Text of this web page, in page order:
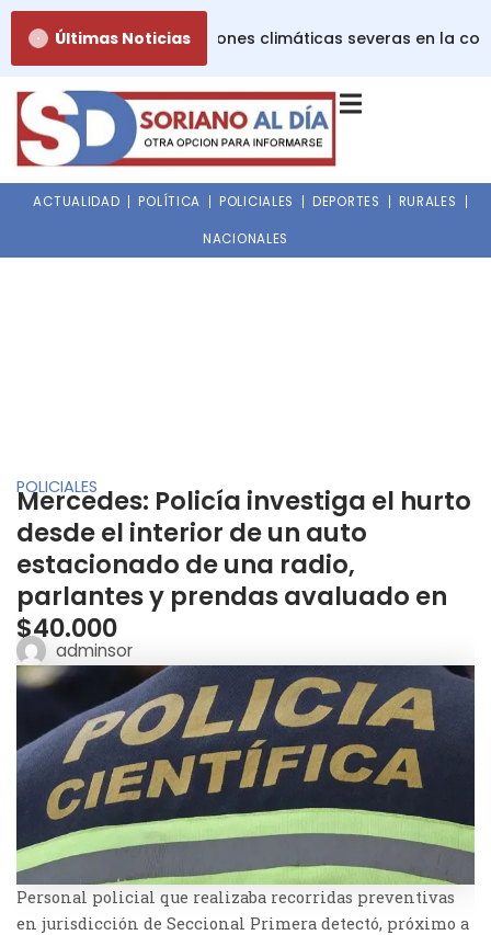
contenido
Últimas Noticias
alerta roja por condiciones climáticas severas en la
ACTUALIDAD POLÍTICA POLICIALES DEPORTES RURALES
NACIONALES
POLICIALES
Mercedes: Policía investiga el hurto
desde el interior de un auto
estacionado de una radio,
parlantes y prendas avaluado en
$40.000
adminsor
Personal policial que realizaba recorridas preventivas
en jurisdicción de Seccional Primera detectó, próximo a